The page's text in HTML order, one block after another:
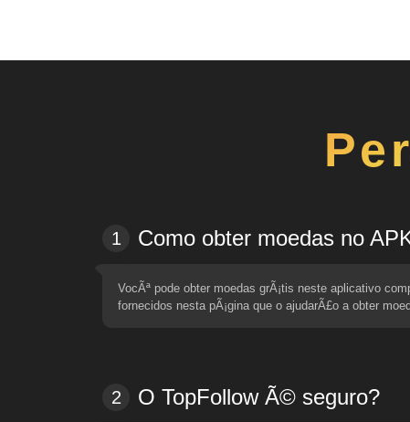
1 Como obter moedas no
VocÃª pode obter moedas grÃ¡tis neste aplicativo
fornecidos nesta pÃ¡gina que o ajudarÃ£o a obter
2 O TopFollow Ã© seguro?